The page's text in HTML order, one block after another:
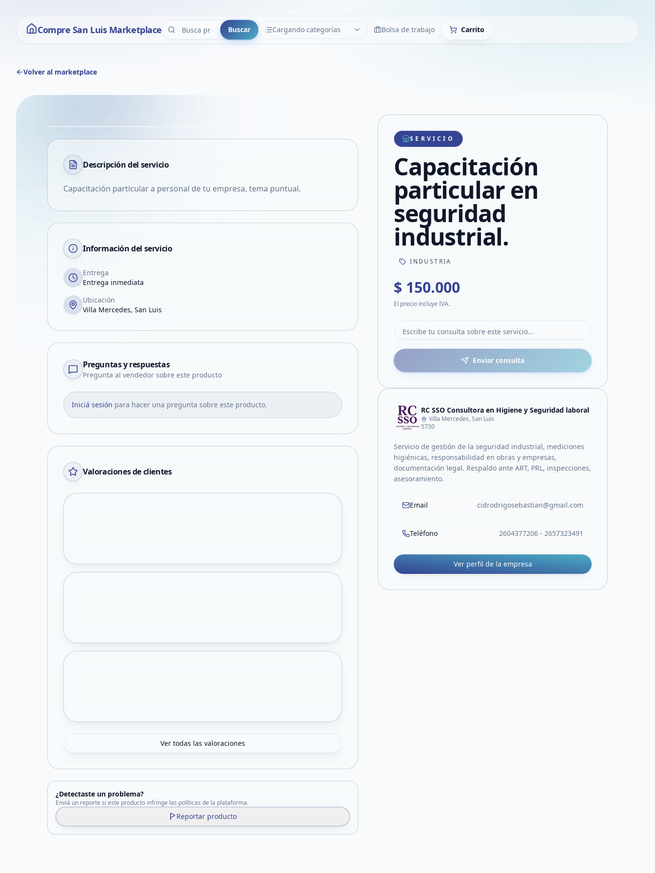
Compre San Luis Marketplace Buscar Cargando categorías
CATEGORÍAS LimpiarBolsa de trabajo Carrito
Volver al marketplace
VER EN PANTALLA COMPLETA
Compartir producto
Compartir por WhatsApp
Compartir por mail
Compartir en Facebook
Descripción del servicio
Capacitación particular a personal de tu empresa, tema puntual.
Información del servicio
Entrega
Entrega inmediata
Ubicación
Villa Mercedes, San Luis
Preguntas y respuestas
Pregunta al vendedor sobre este producto
Iniciá sesión para hacer una pregunta sobre este producto.
Valoraciones de clientes
Ver todas las valoraciones
¿Detectaste un problema?
Enviá un reporte si este producto infringe las políticas de la plataforma.
Reportar producto
SERVICIO
Capacitación
particular en
seguridad
industrial.
INDUSTRIA
$ 150.000
El precio incluye IVA.
Enviar consulta
RC SSO Consultora en Higiene y Seguridad laboral
Villa Mercedes, San Luis
5730
Servicio de gestión de la seguridad industrial, mediciones
higiénicas, responsabilidad en obras y empresas,
documentación legal. Respaldo ante ART, PRL, inspecciones,
asesoramiento.
Email cidrodrigosebastian@gmail.com
Teléfono 2604377206 - 2657323491
Ver perfil de la empresa